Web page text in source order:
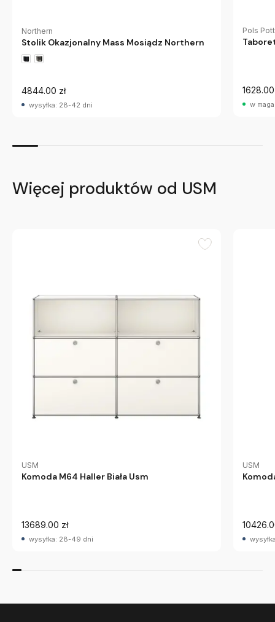
Northern
Stolik Okazjonalny Mass Mosiądz Northern
4844.00 zł
wysyłka: 28-42 dni
Pols
1628.00
w
Więcej produktów od USM
USM
Komoda M64 Haller Biała Usm
13689.00 zł
wysyłka: 28-49 dni
USM